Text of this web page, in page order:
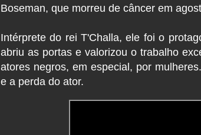
Boseman, que morreu de câncer em
Intérprete do rei T'Challa, ele foi o
abriu as portas e valorizou o trabalho
atores negros, em especial, por
e a perda do ator.